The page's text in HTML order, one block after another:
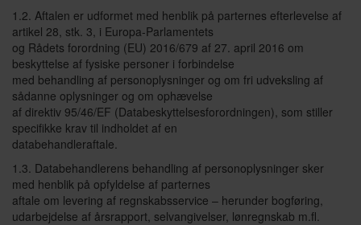
1.2. Aftalen er udformet med henblik på parternes efterlevelse af
artikel 28, stk. 3, i Europa-Parlamentets
og Rådets forordning (EU) 2016/679 af 27. april 2016 om
beskyttelse af fysiske personer i forbindelse
med behandling af personoplysninger og om fri udveksling af
sådanne oplysninger og om ophævelse
af direktiv 95/46/EF (Databeskyttelsesforordningen), som stiller
specifikke krav til indholdet af en
databehandleraftale.
1.3. Databehandlerens behandling af personoplysninger sker
med henblik på opfyldelse af parternes
aftale om levering af regnskabsservice – herunder bogføring,
udarbejdelse af årsrapport, selvangivelser, lønregnskab m.fl.